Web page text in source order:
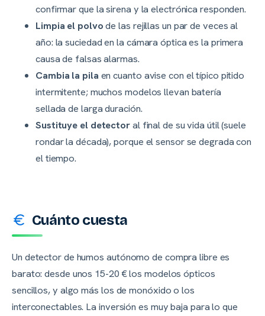
confirmar que la sirena y la electrónica responden.
Limpia el polvode las rejillas un par de veces al
año: la suciedad en la cámara óptica es la primera
causa de falsas alarmas.
Cambia la pila en cuanto avise con el típico pitido
intermitente; muchos modelos llevan batería
sellada de larga duración.
Sustituye el detectoral final de su vida útil (suele
rondar la década), porque el sensor se degrada con
el tiempo.
Cuánto cuesta
Un detector de humos autónomo de compra libre es
barato: desde unos 15-20 € los modelos ópticos
sencillos, y algo más los de monóxido o los
interconectables. La inversión es muy baja para lo que